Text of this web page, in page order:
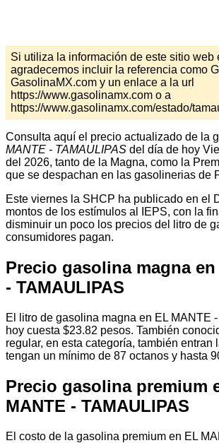
Si utiliza la información de este sitio web
agradecemos incluir la referencia como
GasolinaMX.com y un enlace a la url
https://www.gasolinamx.com o a
https://www.gasolinamx.com/estado/
Consulta aquí el precio actualizado de la
MANTE - TAMAULIPAS del día de hoy
del 2026, tanto de la Magna, como la
que se despachan en las gasolinerias de
Este viernes la SHCP ha publicado en el
montos de los estímulos al IEPS, con la
disminuir un poco los precios del litro de
consumidores pagan.
Precio gasolina magna en
- TAMAULIPAS
El litro de gasolina magna en EL MANTE
hoy cuesta $23.82 pesos. También
regular, en esta categoría, también entran
tengan un mínimo de 87 octanos y hasta
Precio gasolina premium
MANTE - TAMAULIPAS
El costo de la gasolina premium en EL